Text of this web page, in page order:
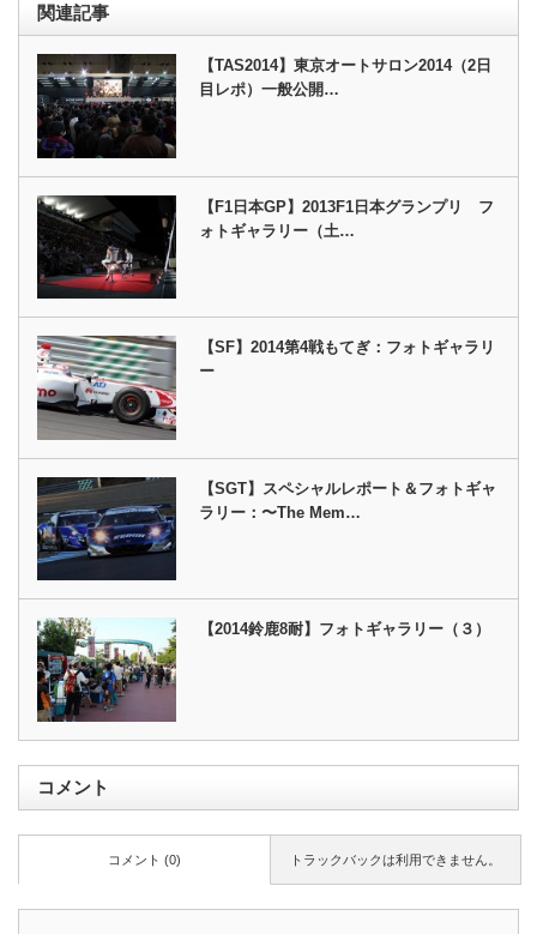
関連記事
【TAS2014】東京オートサロン2014（2日
目レポ）一般公開…
【F1日本GP】2013F1日本グランプリ フ
ォトギャラリー（土…
【SF】2014第4戦もてぎ：フォトギャラリ
ー
【SGT】スペシャルレポート＆フォトギャ
ラリー：〜The Mem…
【2014鈴鹿8耐】フォトギャラリー（３）
コメント
トラックバックは利用できません。
コメント (0)